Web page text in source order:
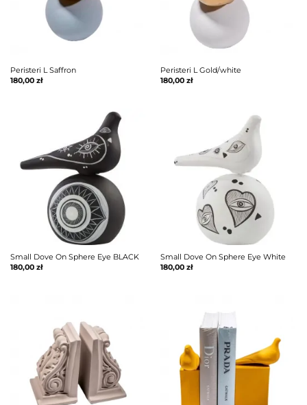
Peristeri L Saffron
180,00 zł
Peristeri L Gold/white
180,00 zł
Small Dove On Sphere Eye BLACK
180,00 zł
Small Dove On Sphere Eye White
180,00 zł